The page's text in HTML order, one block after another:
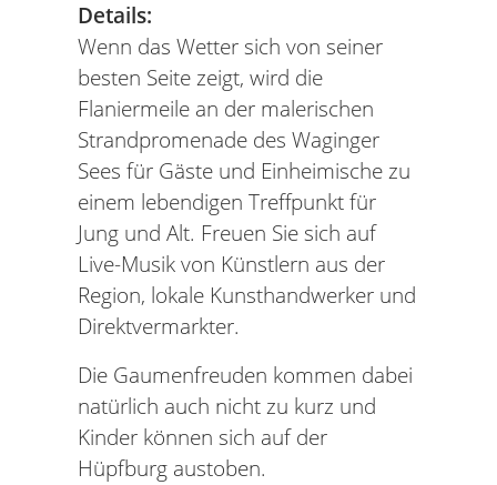
Details:
Wenn das Wetter sich von seiner
besten Seite zeigt, wird die
Flaniermeile an der malerischen
Strandpromenade des Waginger
Sees für Gäste und Einheimische zu
einem lebendigen Treffpunkt für
Jung und Alt. Freuen Sie sich auf
Live-Musik von Künstlern aus der
Region, lokale Kunsthandwerker und
Direktvermarkter.
Die Gaumenfreuden kommen dabei
natürlich auch nicht zu kurz und
Kinder können sich auf der
Hüpfburg austoben.